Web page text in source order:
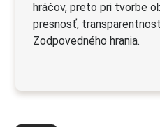
hráčov, preto pri tvorbe
presnosť,
Zodpovedného hrania.